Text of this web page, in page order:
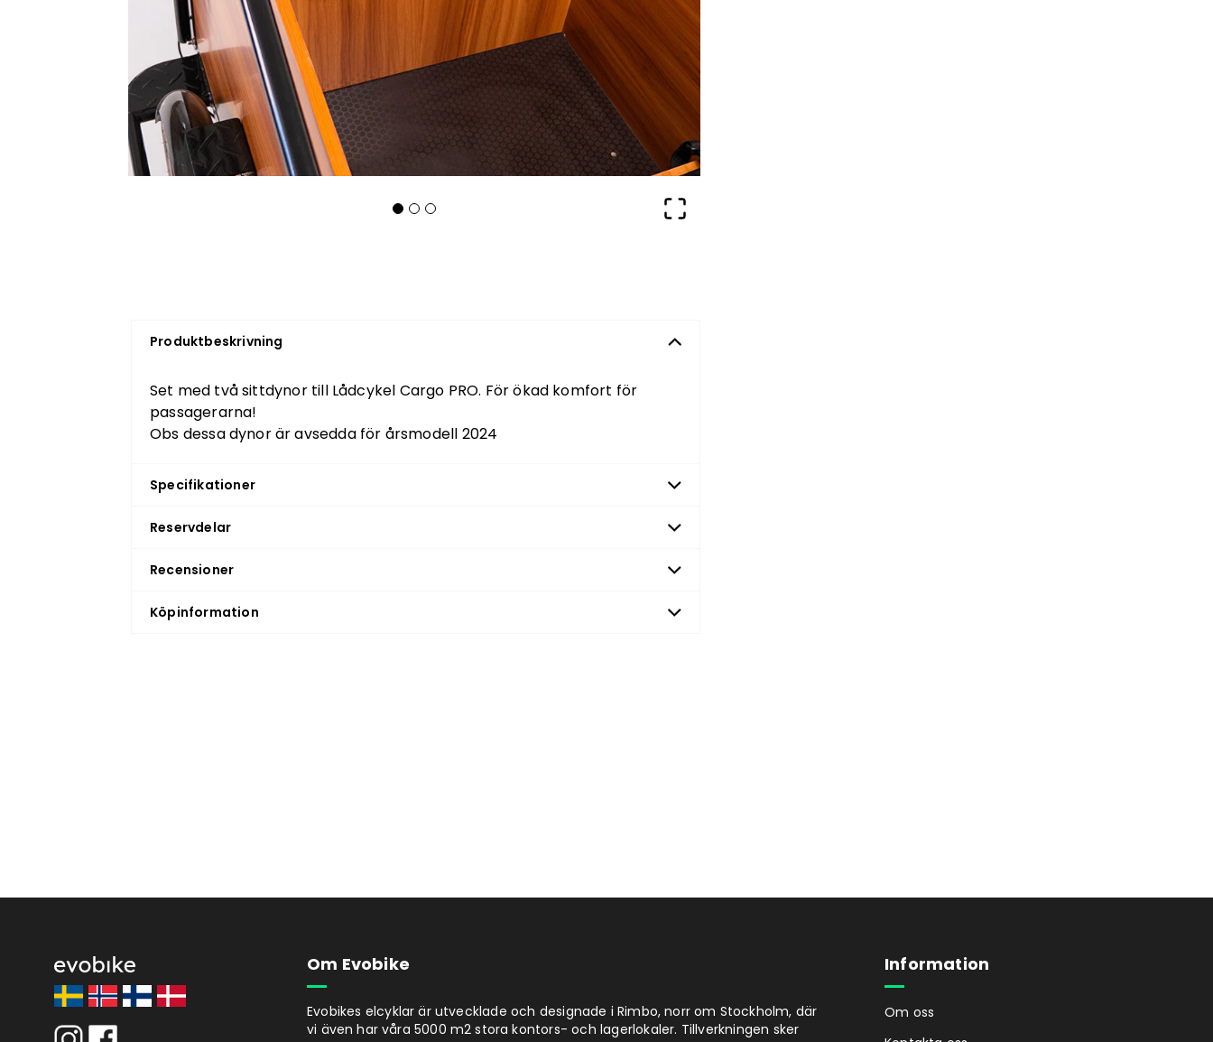
Produktbeskrivning
Set med två sittdynor till Lådcykel Cargo PRO. För ökad komfort för
passagerarna!
Obs dessa dynor är avsedda för årsmodell 2024
Specifikationer
Reservdelar
Recensioner
Köpinformation
Om Evobike
Evobikes elcyklar är utvecklade och designade i Rimbo, norr om Stockholm, där
vi även har våra 5000 m2 stora kontors- och lagerlokaler. Tillverkningen sker
Information
Om oss